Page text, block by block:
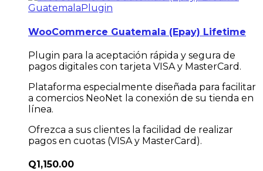
Guatemala Plugin
WooCommerce Guatemala (Epay) Lifetime
Plugin para la aceptación rápida y segura de
pagos digitales con tarjeta VISA y MasterCard.
Plataforma especialmente diseñada para facilitar
a comercios NeoNet la conexión de su tienda en
línea.
Ofrezca a sus clientes la facilidad de realizar
pagos en cuotas (VISA y MasterCard).
Q1,150.00